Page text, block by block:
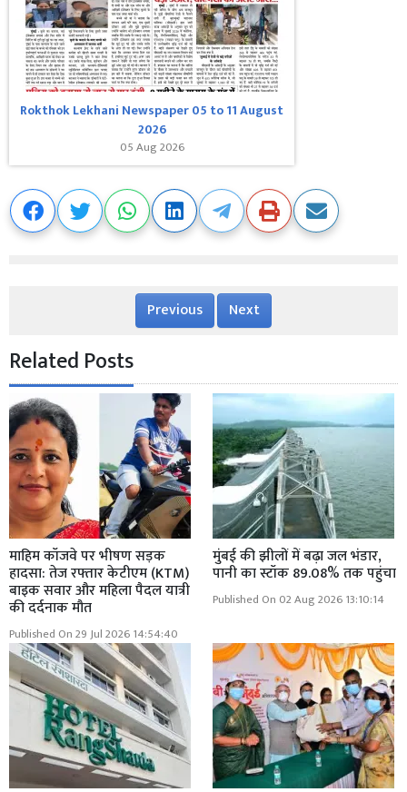
Rokthok Lekhani Newspaper 05 to 11 August
2026
05 Aug 2026
Previous Next
Related Posts
माहिम कॉजवे पर भीषण सड़क
हादसा: तेज रफ्तार केटीएम (KTM)
बाइक सवार और महिला पैदल यात्री
की दर्दनाक मौत
Published On 29 Jul 2026 14:54:40
मुंबई की झीलों में बढ़ा जल भंडार,
पानी का स्टॉक 89.08% तक पहुंचा
Published On 02 Aug 2026 13:10:14